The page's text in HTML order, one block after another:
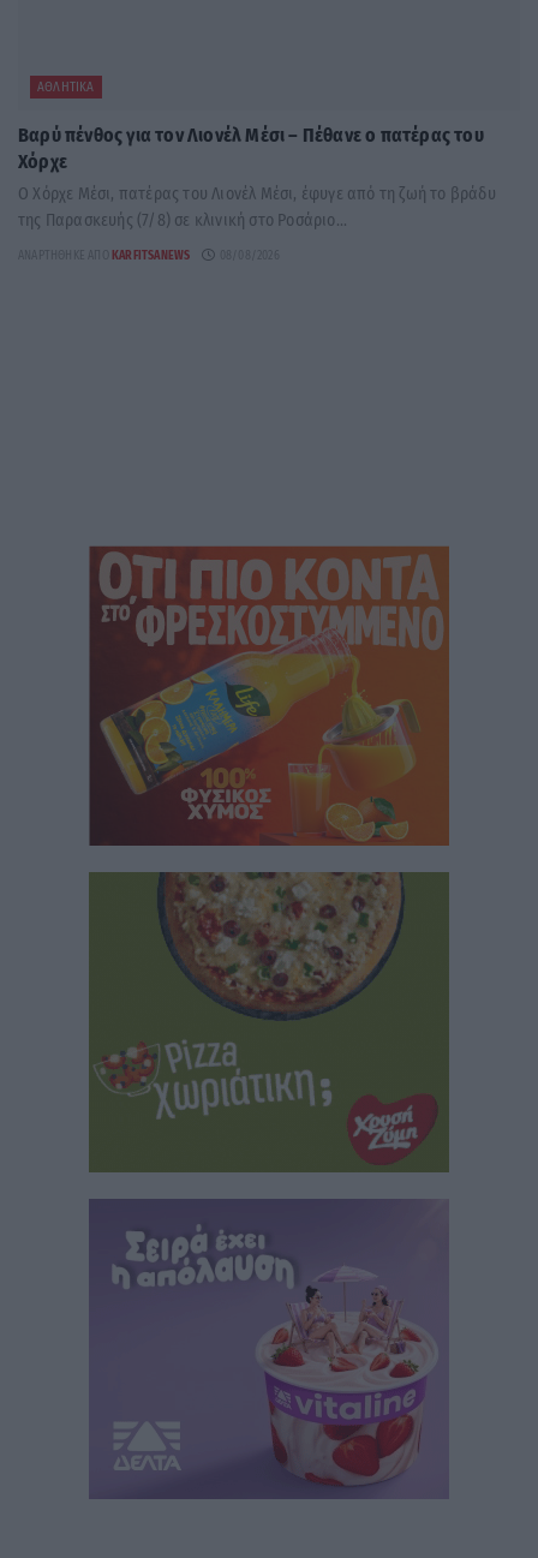
ΑΘΛΗΤΙΚΆ
Βαρύ πένθος για τον Λιονέλ Μέσι – Πέθανε ο πατέρας του
Χόρχε
Ο Χόρχε Μέσι, πατέρας του Λιονέλ Μέσι, έφυγε από τη ζωή το βράδυ
της Παρασκευής (7/8) σε κλινική στο Ροσάριο...
ΑΝΑΡΤΉΘΗΚΕ ΑΠΌ KARFITSANEWS